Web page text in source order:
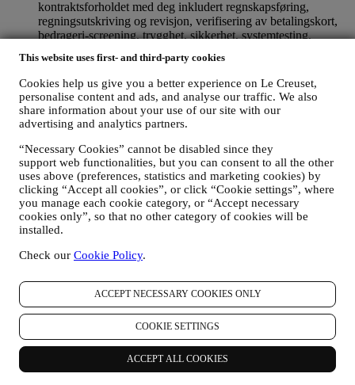
This website uses first- and third-party cookies
Cookies help us give you a better experience on Le Creuset,
personalise content and ads, and analyse our traffic. We also
share information about your use of our site with our
advertising and analytics partners.
“Necessary Cookies” cannot be disabled since they
support web functionalities, but you can consent to all the other
uses above (preferences, statistics and marketing cookies) by
clicking “Accept all cookies”, or click “Cookie settings”, where
you manage each cookie category, or “Accept necessary
cookies only”, so that no other category of cookies will be
installed.
Check our Cookie Policy.
ACCEPT NECESSARY COOKIES ONLY
COOKIE SETTINGS
ACCEPT ALL COOKIES
kontraktsforholdet med deg inkludert regnskapsføring,
regningsutskriving og revisjon, verifisering av betalingskort,
bedrageri-screening, trygghet, sikkerhet, systemtesting,
behov for å kontakte deg av administrative eller driftsmessige
grunner. For eksempel, for å sende deg bekreftelse på ditt
kjøp. Vi vil også bruke dine data til å svare på dine
forespørsler som sendes gjennom våre nettstedsskjemaer eller
andre kanaler. Denne behandlingsaktiviteten er basert på den
FOR Å INFORMERE DEG OM NYHETER ELLER
TILBUD PÅ LE CREUSET-PRODUKTER
Dersom du har samtykket til det (for eksempel ved å abonnere
på nyhetsbrevet vårt når du oppretter en konto på nettstedet),
vil vi sende deg markedsføringsmateriell og nyheter om
initiativer knyttet til Le Creuset, som er utarbeidet av
konsernet datterselskaper og lokale partnere, også avhengig
av dine preferanser. Vi vil kontakte deg på e-post, med
tekstmeldinger eller via sosiale medier, men også ved hjelp av
Creusets produkter eller åpning av nye butikker, eksklusive
arrangementer, konkurranser, undersøkelser, demonstrasjoner
organisert av Le Creuset eller spesielle tilbud du kanskje er
interessert i å få høre om. Slik kommunikasjon kan være valgt
ut eller skreddersydd for deg basert på opplysninger vi har om
deg, slik som hvor du bor og din kjøpshistorikk, eller